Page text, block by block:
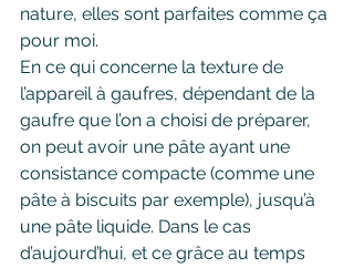
nature, elles sont parfaites comme ça
pour moi.
En ce qui concerne la texture de
l’appareil à gaufres, dépendant de la
gaufre que l’on a choisi de préparer,
on peut avoir une pâte ayant une
consistance compacte (comme une
pâte à biscuits par exemple), jusqu’à
une pâte liquide. Dans le cas
d’aujourd’hui, et ce grâce au temps